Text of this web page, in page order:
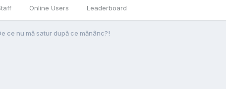
Online Users Leaderboard
ce nu mă satur după ce mănânc?!